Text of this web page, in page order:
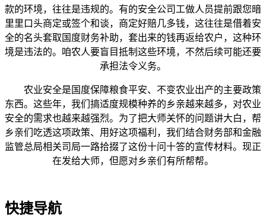
款的环境，往往是违规的。有的安全公司工做人员提前跟您暗
里里口头商定或签个和谈，商定好赔几多钱，这往往是借着安
全的名头套取国度财务补助，套出来的钱再返给农户，这种环
境是违法的。咱农人要盲目抵制这些环境，不然后续可能还要
承担法令义务。
农业安全是国度保障粮食平安、不变农业出产的主要政策
东西。这些年，我们搞适度规模种养的乡亲越来越多，对农业
安全的需求也越来越强烈。为了把大师关怀的问题讲大白，帮
乡亲们吃透这项政策、用好这项福利，我们结合财务部和金融
监管总局相关司局一路拾掇了这份十问十答的宣传材料。现正
在发给大师，但愿对乡亲们有所帮帮。
快捷导航